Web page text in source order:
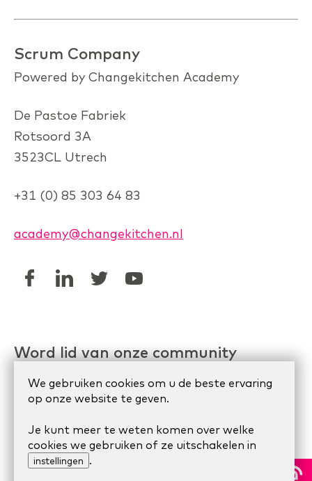
Scrum Company
Powered by Changekitchen Academy
De Pastoe Fabriek
Rotsoord 3A
3523CL Utrech
+31 (0) 85 303 64 83
academy@changekitchen.nl
Word lid van onze community
Linkedin AgileHR
Meetup Organize Agile
© 2024 Scrum Company.
We gebruiken cookies om u de beste ervaring
op onze website te geven.
Je kunt meer te weten komen over welke
cookies we gebruiken of ze uitschakelen in
instellingen .